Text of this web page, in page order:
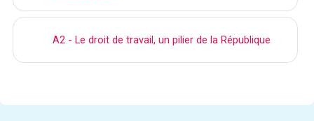
A2 - Le droit de travail, un pilier de la République